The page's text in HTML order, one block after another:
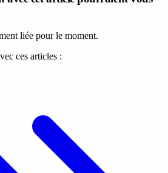
liée pour le moment.
ces articles :